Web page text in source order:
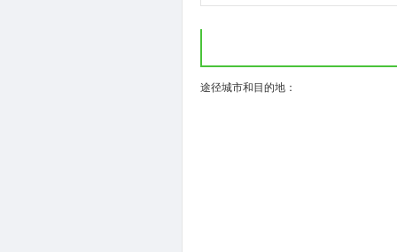
途径城市和目的地：